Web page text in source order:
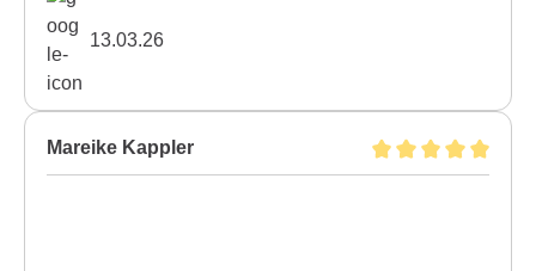
13.03.26
Mareike Kappler